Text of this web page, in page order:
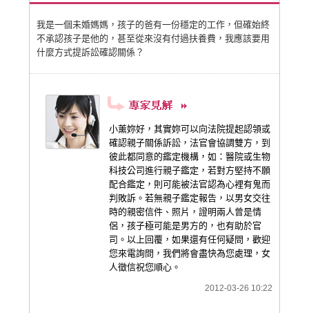
我是一個未婚媽媽，孩子的爸有一份穩定的工作，但確始終
不承認孩子是他的，甚至從來沒有付過扶養費，我應該要用
什麼方式提訴訟確認關係？
小薰妳好，其實妳可以向法院提起認領或
確認親子關係訴訟，法官會協調雙方，到
彼此都同意的鑑定機構，如：醫院或生物
科技公司進行親子鑑定，若對方堅持不願
配合鑑定，則可能被法官認為心裡有鬼而
判敗訴。若無親子鑑定報告，以男女交往
時的親密信件、照片，證明兩人曾是情
侶，孩子極可能是男方的，也有助於官
司。以上回覆，如果還有任何疑問，歡迎
您來電詢問，我們將會盡快為您處理，女
人徵信祝您順心。
2012-03-26 10:22